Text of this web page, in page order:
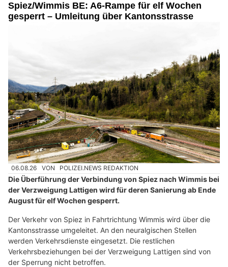
Spiez/Wimmis BE: A6-Rampe für elf Wochen
gesperrt – Umleitung über Kantonsstrasse
06.08.26 VON POLIZEI.NEWS REDAKTION
Die Überführung der Verbindung von Spiez nach Wimmis bei
der Verzweigung Lattigen wird für deren Sanierung ab Ende
August für elf Wochen gesperrt.
Der Verkehr von Spiez in Fahrtrichtung Wimmis wird über die
Kantonsstrasse umgeleitet. An den neuralgischen Stellen
werden Verkehrsdienste eingesetzt. Die restlichen
Verkehrsbeziehungen bei der Verzweigung Lattigen sind von
der Sperrung nicht betroffen.